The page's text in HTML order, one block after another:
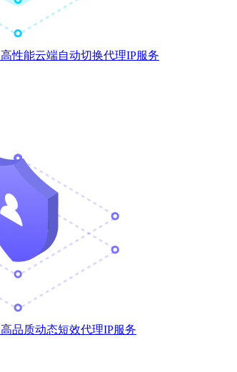
高性能云端自动切换代理IP服务
高品质动态短效代理IP服务